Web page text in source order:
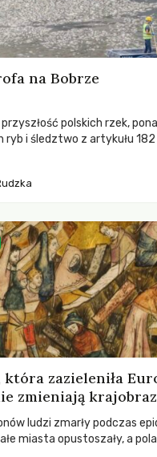
na Bobrze
polskich rzek,
i śledztwo z artykułu 182
do biologicznej
która zazieleniła
zmieniają krajobraz
ludzi zmarły podczas
miasta opustoszały, a